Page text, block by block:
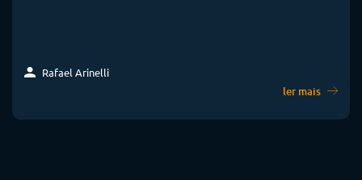
Rafael Arinelli
ler mais